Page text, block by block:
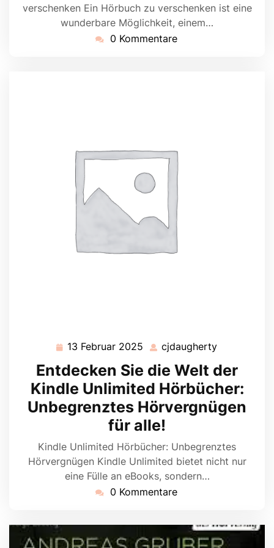
verschenken Ein Hörbuch zu verschenken ist eine
wunderbare Möglichkeit, einem…
0 Kommentare
13 Februar 2025 13
Februar
2025
cjdaugherty
Entdecken Sie die Welt der
Kindle Unlimited Hörbücher:
Unbegrenztes Hörvergnügen
für alle!
Kindle Unlimited Hörbücher: Unbegrenztes
Hörvergnügen Kindle Unlimited bietet nicht nur
eine Fülle an eBooks, sondern…
0 Kommentare